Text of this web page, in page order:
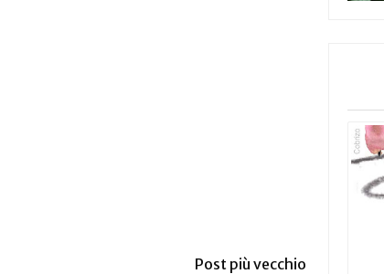
Post più vecchio